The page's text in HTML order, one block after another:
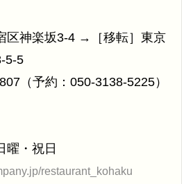
区神楽坂3-4 →［移転］東京
5-5
（予約：050-3138-5225）
曜・祝日
restaurant_kohaku